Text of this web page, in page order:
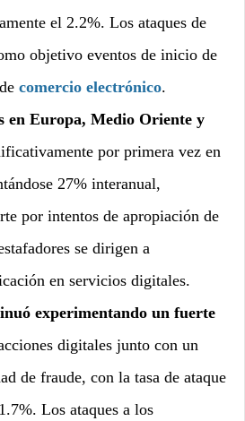
el 2.2%. Los ataques de
objetivo eventos de inicio de
comercio electrónico.
en Europa, Medio Oriente y
por primera vez en
27% interanual,
por intentos de apropiación de
se dirigen a
en servicios digitales.
experimentando un fuerte
digitales junto con un
de fraude, con la tasa de ataque
Los ataques a los